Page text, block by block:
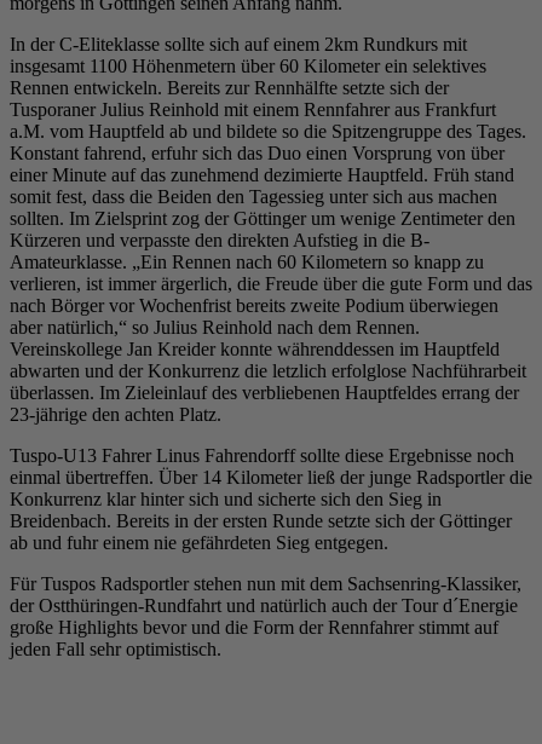
In der C-Eliteklasse sollte sich auf einem 2km Rundkurs mit
insgesamt 1100 Höhenmetern über 60 Kilometer ein selektives
Rennen entwickeln. Bereits zur Rennhälfte setzte sich der
Tusporaner Julius Reinhold mit einem Rennfahrer aus Frankfurt
a.M. vom Hauptfeld ab und bildete so die Spitzengruppe des Tages.
Konstant fahrend, erfuhr sich das Duo einen Vorsprung von über
einer Minute auf das zunehmend dezimierte Hauptfeld. Früh stand
somit fest, dass die Beiden den Tagessieg unter sich aus machen
sollten. Im Zielsprint zog der Göttinger um wenige Zentimeter den
Kürzeren und verpasste den direkten Aufstieg in die B-
Amateurklasse. „Ein Rennen nach 60 Kilometern so knapp zu
verlieren, ist immer ärgerlich, die Freude über die gute Form und das
nach Börger vor Wochenfrist bereits zweite Podium überwiegen
aber natürlich,“ so Julius Reinhold nach dem Rennen.
Vereinskollege Jan Kreider konnte währenddessen im Hauptfeld
abwarten und der Konkurrenz die letzlich erfolglose Nachführarbeit
überlassen. Im Zieleinlauf des verbliebenen Hauptfeldes errang der
23-jährige den achten Platz.
Tuspo-U13 Fahrer Linus Fahrendorff sollte diese Ergebnisse noch
einmal übertreffen. Über 14 Kilometer ließ der junge Radsportler die
Konkurrenz klar hinter sich und sicherte sich den Sieg in
Breidenbach. Bereits in der ersten Runde setzte sich der Göttinger
ab und fuhr einem nie gefährdeten Sieg entgegen.
Für Tuspos Radsportler stehen nun mit dem Sachsenring-Klassiker,
der Ostthüringen-Rundfahrt und natürlich auch der Tour d´Energie
große Highlights bevor und die Form der Rennfahrer stimmt auf
jeden Fall sehr optimistisch.